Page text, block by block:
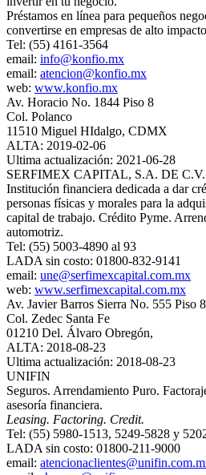
Préstamos en línea para pequeños
convertirse en empresas de alto
Tel: (55) 4161-3564
email: info@konfio.mx
email: atencion@konfio.mx
web: www.konfio.mx
Av. Horacio No. 1844 Piso 8
Col. Polanco
11510 Miguel HIdalgo, CDMX
ALTA: 2019-02-06
Ultima actualización: 2021-06-28
SERFIMEX CAPITAL, S.A. DE
Institución financiera dedicada a dar
personas físicas y morales para la
capital de trabajo. Crédito Pyme.
automotriz.
Tel: (55) 5003-4890 al 93
LADA sin costo: 01800-832-9141
email: une@serfimexcapital.com.mx
web: www.serfimexcapital.com.mx
Av. Javier Barros Sierra No. 555 Piso 8
Col. Zedec Santa Fe
01210 Del. Álvaro Obregón,
ALTA: 2018-08-23
Ultima actualización: 2018-08-23
UNIFIN
Seguros. Arrendamiento Puro.
asesoría financiera.
Leasing. Factoring. Credit.
Tel: (55) 5980-1513, 5249-5828 y
LADA sin costo: 01800-211-9000
email: